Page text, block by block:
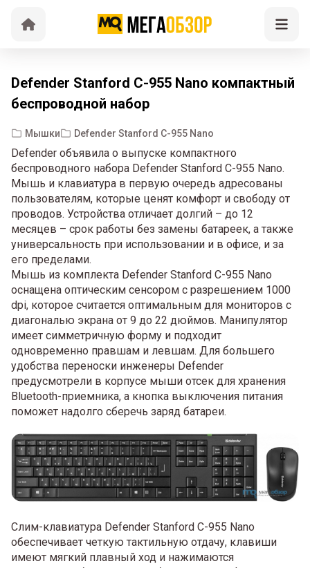
Defender Stanford C-955 Nano компактный
беспроводной набор
Мышки Defender Stanford C-955 Nano
Defender объявила о выпуске компактного
беспроводного набора Defender Stanford C-955 Nano.
Мышь и клавиатура в первую очередь адресованы
пользователям, которые ценят комфорт и свободу от
проводов. Устройства отличает долгий – до 12
месяцев – срок работы без замены батареек, а также
универсальность при использовании и в офисе, и за
его пределами.
Мышь из комплекта Defender Stanford C-955 Nano
оснащена оптическим сенсором с разрешением 1000
dpi, которое считается оптимальным для мониторов с
диагональю экрана от 9 до 22 дюймов. Манипулятор
имеет симметричную форму и подходит
одновременно правшам и левшам. Для большего
удобства переноски инженеры Defender
предусмотрели в корпусе мыши отсек для хранения
Bluetooth-приемника, а кнопка выключения питания
поможет надолго сберечь заряд батареи.
Слим-клавиатура Defender Stanford C-955 Nano
обеспечивает четкую тактильную отдачу, клавиши
имеют мягкий плавный ход и нажимаются